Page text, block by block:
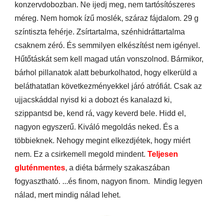
konzervdobozban. Ne ijedj meg, nem tartósítószeres
méreg. Nem homok ízű moslék, száraz fájdalom. 29 g
színtiszta fehérje. Zsírtartalma, szénhidráttartalma
csaknem zéró. És semmilyen elkészítést nem igényel.
Hűtőtáskát sem kell magad után vonszolnod. Bármikor,
bárhol pillanatok alatt beburkolhatod, hogy elkerüld a
beláthatatlan következményekkel járó atrófiát. Csak az
ujjacskáddal nyisd ki a dobozt és kanalazd ki,
szippantsd be, kend rá, vagy keverd bele. Hidd el,
nagyon egyszerű. Kiváló megoldás neked. És a
többieknek. Nehogy megint elkezdjétek, hogy miért
nem. Ez a csirkemell megold mindent. Teljesen
gluténmentes, a diéta bármely szakaszában
fogyasztható. ...és finom, nagyon finom.
Mindig legyen
nálad, mert mindig nálad lehet.